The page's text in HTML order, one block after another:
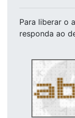
Para liberar o
responda ao